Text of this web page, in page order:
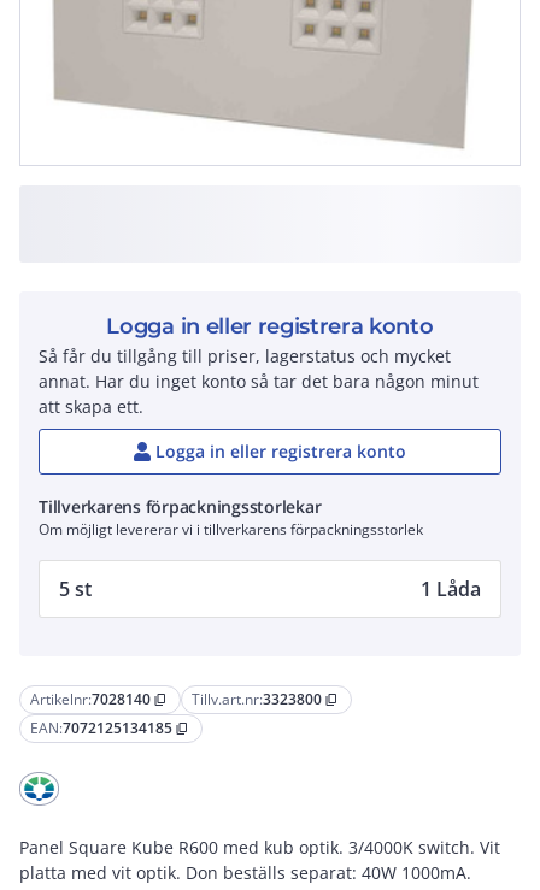
Artikelnr:7028140 content_copy Tillv.art.nr:3323800 content_copy
EAN:7072125134185 content_copy
Panel Square Kube R600 med kub optik. 3/4000K switch. Vit
platta med vit optik. Don beställs separat: 40W 1000mA.
Logga in eller registrera konto
Så får du tillgång till priser, lagerstatus och mycket
annat. Har du inget konto så tar det bara någon minut
att skapa ett.
Logga in eller registrera konto
Tillverkarens förpackningsstorlekar
Om möjligt levererar vi i tillverkarens förpackningsstorlek
5 st 1 Låda